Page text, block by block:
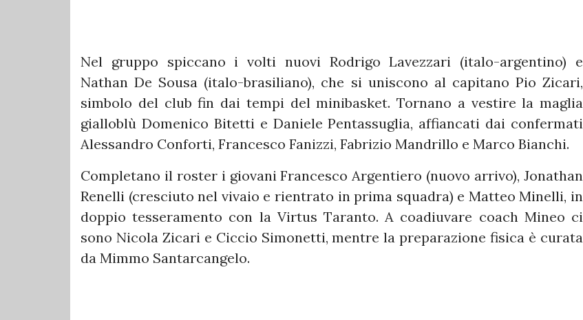
Nel gruppo spiccano i volti nuovi Rodrigo Lavezzari (italo-argentino) e
Nathan De Sousa (italo-brasiliano), che si uniscono al capitano Pio Zicari,
simbolo del club fin dai tempi del minibasket. Tornano a vestire la maglia
gialloblù Domenico Bitetti e Daniele Pentassuglia, affiancati dai confermati
Alessandro Conforti, Francesco Fanizzi, Fabrizio Mandrillo e Marco Bianchi.
Completano il roster i giovani Francesco Argentiero (nuovo arrivo), Jonathan
Renelli (cresciuto nel vivaio e rientrato in prima squadra) e Matteo Minelli, in
doppio tesseramento con la Virtus Taranto. A coadiuvare coach Mineo ci
sono Nicola Zicari e Ciccio Simonetti, mentre la preparazione fisica è curata
da Mimmo Santarcangelo.